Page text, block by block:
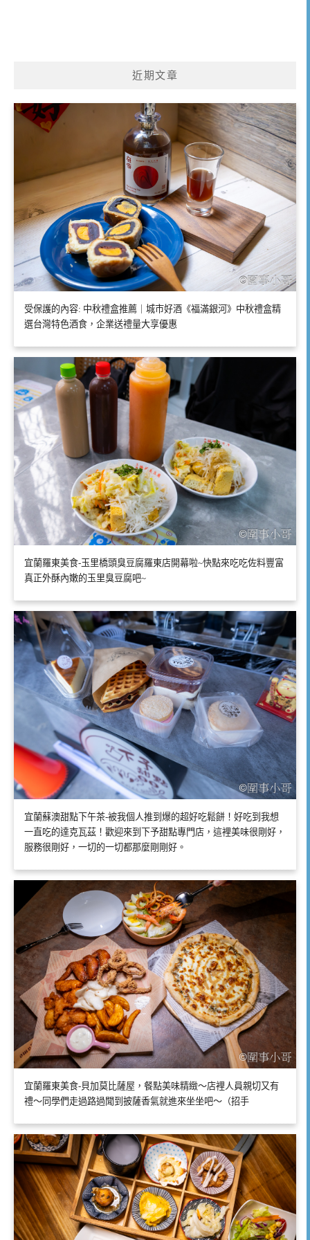
近期文章
受保護的內容: 中秋禮盒推薦｜城市好酒《福滿銀河》中秋禮盒精
選台灣特色酒食，企業送禮量大享優惠
宜蘭羅東美食-玉里橋頭臭豆腐羅東店開幕啦~快點來吃吃佐料豐富
真正外酥內嫩的玉里臭豆腐吧~
宜蘭蘇澳甜點下午茶-被我個人推到爆的超好吃鬆餅！好吃到我想
一直吃的達克瓦茲！歡迎來到下予甜點專門店，這裡美味很剛好，
服務很剛好，一切的一切都那麼剛剛好。
宜蘭羅東美食-貝加莫比薩屋，餐點美味精緻～店裡人員親切又有
禮～同學們走過路過聞到披薩香氣就進來坐坐吧～（招手